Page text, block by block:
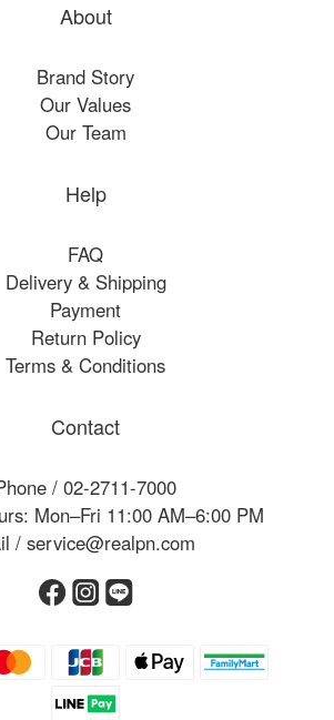
About
Brand Story
Our Values
Our Team
Help
FAQ
Delivery & Shipping
Payment
Return Policy
Terms & Conditions
Contact
/ 02-2711-7000
Mon–Fri 11:00 AM–6:00 PM
/ service@realpn.com